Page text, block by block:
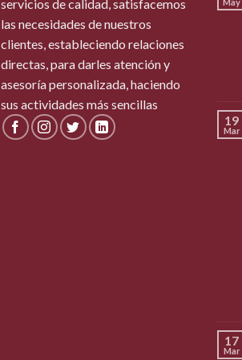
servicios de calidad, satisfacemos
las necesidades de nuestros
clientes, estableciendo relaciones
directas, para darles atención y
asesoría personalizada, haciendo
sus actividades más sencillas
19
Mar
17
Mar